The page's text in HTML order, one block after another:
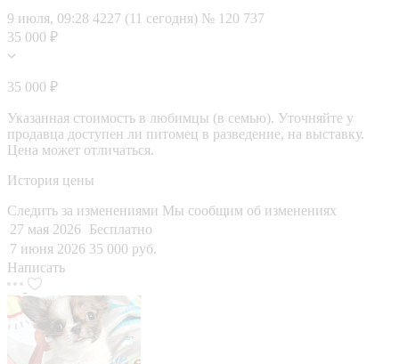
9 июля, 09:28 4227 (11 сегодня) № 120 737
35 000 ₽
35 000 ₽
Указанная стоимость в любимцы (в семью). Уточняйте у
продавца доступен ли питомец в разведение, на выставку.
Цена может отличаться.
История цены
Следить за изменениями Мы сообщим об изменениях
27 мая 2026 Бесплатно
7 июня 2026 35 000 руб.
Написать